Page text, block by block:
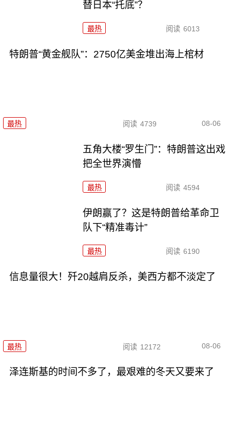
替日本“托底”？
最热 阅读 6013
特朗普“黄金舰队”：2750亿美金堆出海上棺材
最热 阅读 4739 08-06
五角大楼“罗生门”：特朗普这出戏
把全世界演懵
最热 阅读 4594
伊朗赢了？这是特朗普给革命卫
队下“精准毒计”
最热 阅读 6190
信息量很大！歼20越肩反杀，美西方都不淡定了
最热 阅读 12172 08-06
泽连斯基的时间不多了，最艰难的冬天又要来了